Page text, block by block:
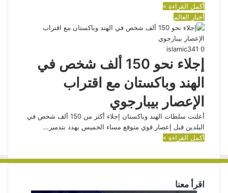
أكمل القراءة »
أخبار العالم
islamic 0
إجلاء نحو 150 ألف شخص في
الهند وباكستان مع اقتراب
الإعصار بيبارجوي
أعلنت سلطات الهند وباكستان إجلاء أكثر من 150 ألف شخص في
البلدين قبل إعصار قوي متوقع مساء الخميس يهدد بتدمير…
أكمل القراءة »
اقرأ معنا